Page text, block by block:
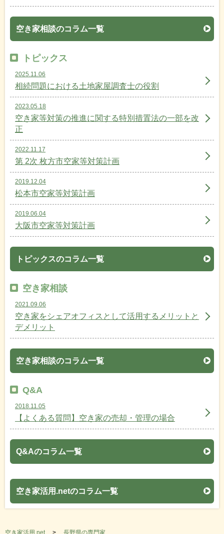
空き家相談のコラム一覧
トピックス
2025.11.06
相続問題における土地家屋調査士の役割
2023.05.18
空き家等対策の推進に関する特別措置法の一部を改
正
2022.11.17
第 2次 枚方市空家等対策計画
2019.12.04
松本市空家等対策計画
2019.06.04
大阪市空家等対策計画
トピックスのコラム一覧
空き家相談
2021.09.06
空き家をシェアオフィスとして活用するメリットと
デメリット
空き家相談のコラム一覧
Q&A
2018.11.05
【よくある質問】空き家の売却・管理の場合
Q&Aのコラム一覧
空き家活用.netのコラム一覧
空き家活用.net 長野県の専門家